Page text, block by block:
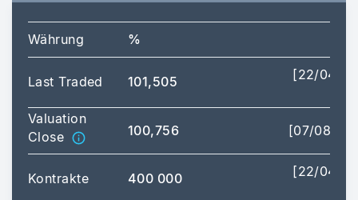
Währung %
Last Traded 101,505
[22/04/
Valuation
Close
100,756 [07/08/
Kontrakte 400 000
[22/04/